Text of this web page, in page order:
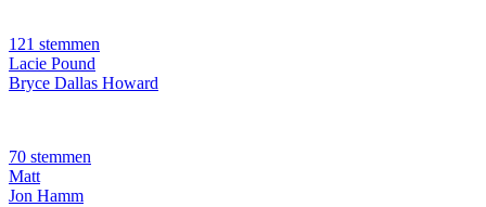
121 stemmen
Lacie Pound
Bryce Dallas Howard
70 stemmen
Matt
Jon Hamm